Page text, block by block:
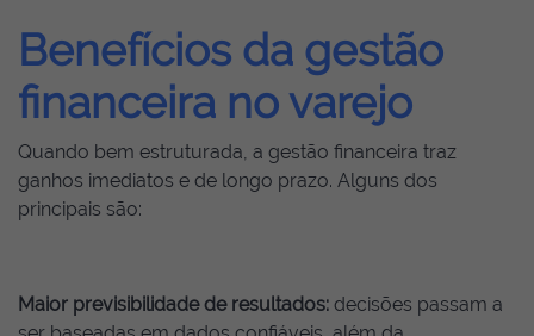
Benefícios da gestão
financeira no varejo
Quando bem estruturada, a gestão financeira traz
ganhos imediatos e de longo prazo. Alguns dos
principais são:
Maior previsibilidade de resultados: decisões passam a